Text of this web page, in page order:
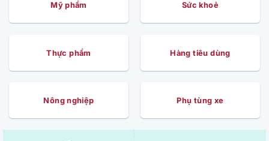
Mỹ phẩm Sức khoẻ
Thực phẩm Hàng tiêu dùng
Nông nghiệp Phụ tùng xe